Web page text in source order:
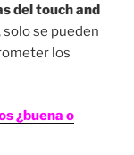
del touch and
solo se pueden
los
¿buena o